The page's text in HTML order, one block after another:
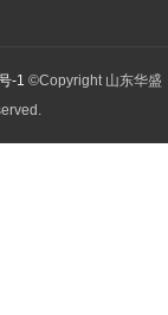
-1 ©Copyright 山东华盛